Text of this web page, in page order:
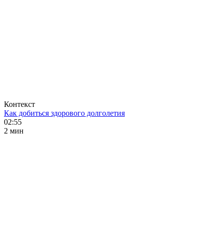
Контекст
Как добиться здорового долголетия
02:55
2 мин